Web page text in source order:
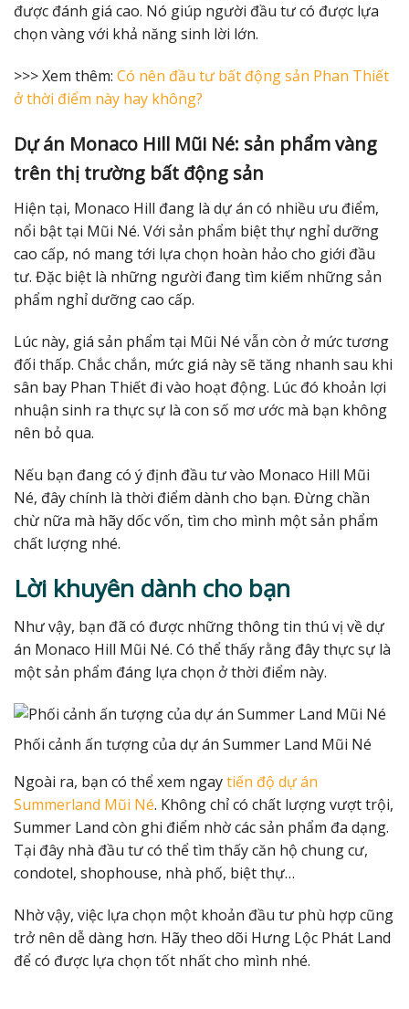
được đánh giá cao. Nó giúp người đầu tư có được lựa
chọn vàng với khả năng sinh lời lớn.
>>> Xem thêm: Có nên đầu tư bất động sản Phan Thiết
ở thời điểm này hay không?
Dự án Monaco Hill Mũi Né: sản phẩm vàng
trên thị trường bất động sản
Hiện tại, Monaco Hill đang là dự án có nhiều ưu điểm,
nổi bật tại Mũi Né. Với sản phẩm biệt thự nghỉ dưỡng
cao cấp, nó mang tới lựa chọn hoàn hảo cho giới đầu
tư. Đặc biệt là những người đang tìm kiếm những sản
phẩm nghỉ dưỡng cao cấp.
Lúc này, giá sản phẩm tại Mũi Né vẫn còn ở mức tương
đối thấp. Chắc chắn, mức giá này sẽ tăng nhanh sau khi
sân bay Phan Thiết đi vào hoạt động. Lúc đó khoản lợi
nhuận sinh ra thực sự là con số mơ ước mà bạn không
nên bỏ qua.
Nếu bạn đang có ý định đầu tư vào Monaco Hill Mũi
Né, đây chính là thời điểm dành cho bạn. Đừng chần
chừ nữa mà hãy dốc vốn, tìm cho mình một sản phẩm
chất lượng nhé.
Lời khuyên dành cho bạn
Như vậy, bạn đã có được những thông tin thú vị về dự
án Monaco Hill Mũi Né. Có thể thấy rằng đây thực sự là
một sản phẩm đáng lựa chọn ở thời điểm này.
Phối cảnh ấn tượng của dự án Summer Land Mũi Né
Ngoài ra, bạn có thể xem ngaytiến độ dự án
Summerland Mũi Né. Không chỉ có chất lượng vượt trội,
Summer Land còn ghi điểm nhờ các sản phẩm đa dạng.
Tại đây nhà đầu tư có thể tìm thấy căn hộ chung cư,
condotel, shophouse, nhà phố, biệt thự…
Nhờ vậy, việc lựa chọn một khoản đầu tư phù hợp cũng
trở nên dễ dàng hơn. Hãy theo dõi Hưng Lộc Phát Land
để có được lựa chọn tốt nhất cho mình nhé.